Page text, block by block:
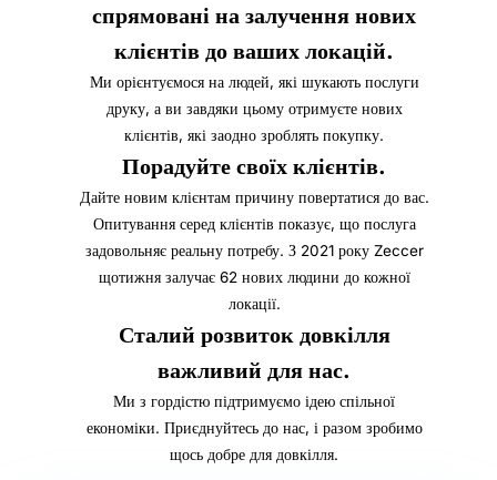
спрямовані на залучення нових
клієнтів до ваших локацій.
Ми орієнтуємося на людей, які шукають послуги
друку, а ви завдяки цьому отримуєте нових
клієнтів, які заодно зроблять покупку.
Порадуйте своїх клієнтів.
Дайте новим клієнтам причину повертатися до вас.
Опитування серед клієнтів показує, що послуга
задовольняє реальну потребу. З 2021 року Zeccer
щотижня залучає 62 нових людини до кожної
локації.
Сталий розвиток довкілля
важливий для нас.
Ми з гордістю підтримуємо ідею спільної
економіки. Приєднуйтесь до нас, і разом зробимо
щось добре для довкілля.